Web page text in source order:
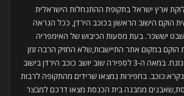
ארץ ישראל בתקופת ההתנחלות הישראלית
הוקם הישוב הראשון בכוכב הירדן, ככל הנראה
יששכר. בעת מסעות הכיבוש של האימפריה
הוקם במקום אתר התיישבות,שלא החזיק הרבה זמן
מעמד ונזנח. במאה ה-3 לספירה שוב יושב כוכב הירדן בישוב
בחפירות נמצאו שרידים מהתקופה לרבות
ממבנה בית הכנסת מצאו דרכם למבצר